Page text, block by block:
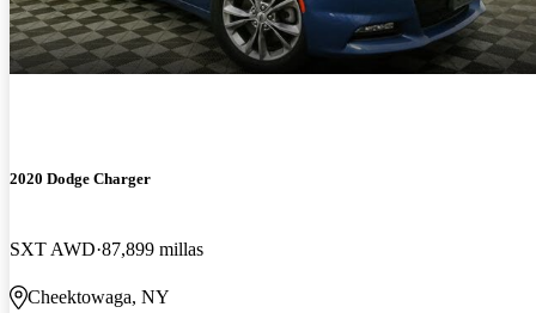
2020 Dodge Charger
SXT AWD 87,899 millas
Cheektowaga, NY